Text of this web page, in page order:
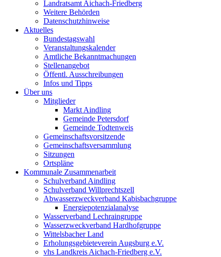
Landratsamt Aichach-Friedberg
Weitere Behörden
Datenschutzhinweise
Aktuelles
Bundestagswahl
Veranstaltungskalender
Amtliche Bekanntmachungen
Stellenangebot
Öffentl. Ausschreibungen
Infos und Tipps
Über uns
Mitglieder
Markt Aindling
Gemeinde Petersdorf
Gemeinde Todtenweis
Gemeinschaftsvorsitzende
Gemeinschaftsversammlung
Sitzungen
Ortspläne
Kommunale Zusammenarbeit
Schulverband Aindling
Schulverband Willprechtszell
Abwasserzweckverband Kabisbachgruppe
Energiepotenzialanalyse
Wasserverband Lechraingruppe
Wasserzweckverband Hardhofgruppe
Wittelsbacher Land
Erholungsgebieteverein Augsburg e.V.
vhs Landkreis Aichach-Friedberg e.V.